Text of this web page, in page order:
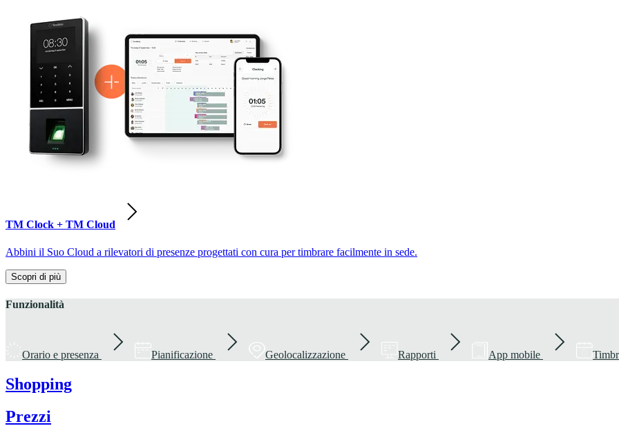
TM Clock + TM Cloud
Abbini il Suo Cloud a rilevatori di presenze progettati con cura per timbrare facilmente in sede.
Scopri di più
Funzionalità
Orario e presenza Pianificazione Geolocalizzazione Rapporti App mobile
Shopping
Prezzi